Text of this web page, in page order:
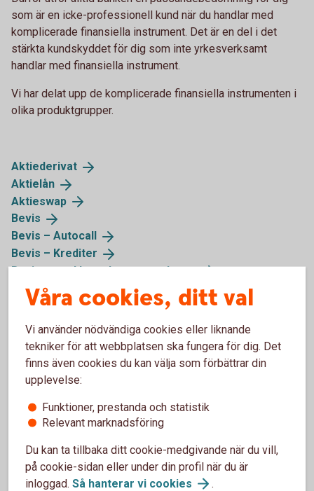
som är en icke-professionell kund när du handlar med
komplicerade finansiella instrument. Det är en del i det
stärkta kundskyddet för dig som inte yrkesverksamt
handlar med finansiella instrument.
Vi har delat upp de komplicerade finansiella instrumenten i
olika produktgrupper.
Aktiederivat
Aktielån
Aktieswap
Bevis
Bevis – Autocall
Bevis – Krediter
Bevis – med komplexaegenskaper
Bull & Bear och Mini
Futures
ETF med hävstång
Komplexa
obligationer
Konvertibel
Onoterade
aktier
Räntederivat
Strukturerade komplexaobligationer
Teckningsoptioner
Valutaderivat
Warranter
Våra cookies, ditt val
Vi använder nödvändiga cookies eller liknande
tekniker för att webbplatsen ska fungera för dig. Det
finns även cookies du kan välja som förbättrar din
upplevelse:
Funktioner, prestanda och statistik
Relevant marknadsföring
Du kan ta tillbaka ditt cookie-medgivande när du vill,
på cookie-sidan eller under din profil när du är
inloggad. Så hanterar vi cookies .